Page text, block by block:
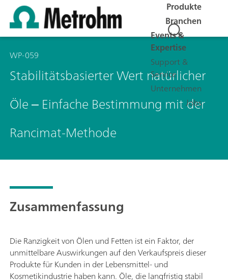
Produkte
Branchen
Events &
Expertise
Support &
Service
Unternehmen
Jobs
WP-059
Stabilitätsbasierter Wert natürlicher
Öle ‒ Einfache Bestimmung mit der
Rancimat-Methode
Zusammenfassung
Die Ranzigkeit von Ölen und Fetten ist ein Faktor, der
unmittelbare Auswirkungen auf den Verkaufspreis dieser
Produkte für Kunden in der Lebensmittel- und
Kosmetikindustrie haben kann. Öle, die langfristig stabil